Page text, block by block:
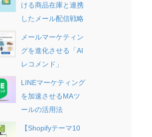
ける商品在庫と連携
したメール配信戦略
メールマーケティン
グを進化させる「AI
レコメンド」
LINEマーケティング
を加速させるMAツ
ールの活用法
【Shopifyテーマ10